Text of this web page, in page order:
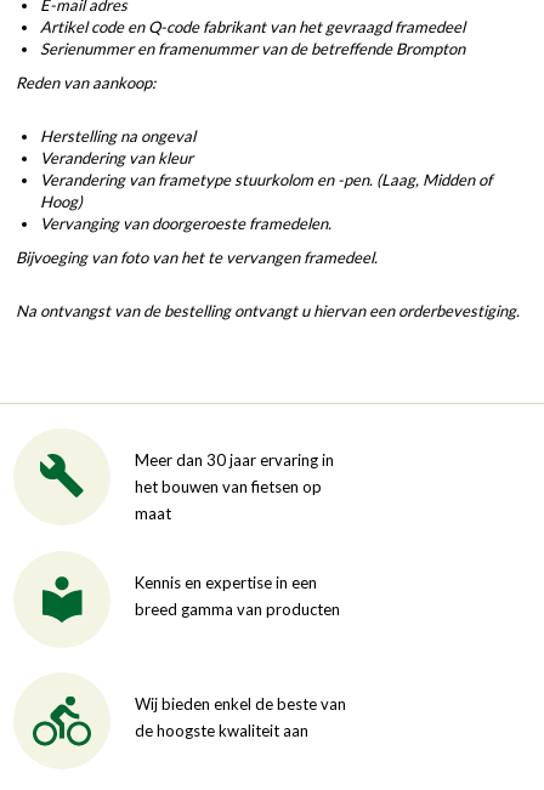
E-mail adres
Artikel code en Q-code fabrikant van het gevraagd framedeel
Serienummer en framenummer van de betreffende Brompton
Reden van aankoop:
Herstelling na ongeval
Verandering van kleur
Verandering van frametype stuurkolom en -pen. (Laag, Midden of
Hoog)
Vervanging van doorgeroeste framedelen.
Bijvoeging van foto van het te vervangen framedeel.
Na ontvangst van de bestelling ontvangt u hiervan een orderbevestiging.
Meer dan 30 jaar ervaring in
het bouwen van fietsen op
maat
Kennis en expertise in een
breed gamma van producten
Wij bieden enkel de beste van
de hoogste kwaliteit aan